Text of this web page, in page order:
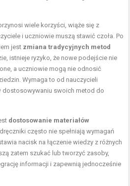
wiele korzyści, wiąże się z
i uczniowie muszą stawić czoła. Po
jest zmiana tradycyjnych metod
istnieje ryzyko, że nowe podejście nie
a uczniowie mogą nie odnosić
Wymaga to od nauczycieli
dostosowywaniu swoich metod do
dostosowanie materiałów
często nie spełniają wymagań
nacisk na łączenie wiedzy z różnych
zatem szukać lub tworzyć zasoby,
informacji i zapewnią jednocześnie